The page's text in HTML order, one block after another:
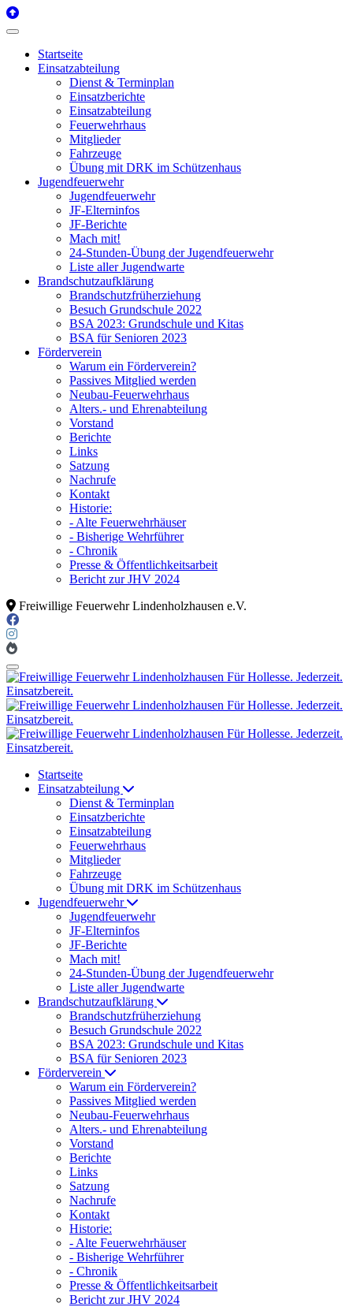
Startseite
Einsatzabteilung
Dienst & Terminplan
Einsatzberichte
Einsatzabteilung
Feuerwehrhaus
Mitglieder
Fahrzeuge
Übung mit DRK im Schützenhaus
Jugendfeuerwehr
Jugendfeuerwehr
JF-Elterninfos
JF-Berichte
Mach mit!
24-Stunden-Übung der Jugendfeuerwehr
Liste aller Jugendwarte
Brandschutzaufklärung
Brandschutzfrüherziehung
Besuch Grundschule 2022
BSA 2023: Grundschule und Kitas
BSA für Senioren 2023
Förderverein
Warum ein Förderverein?
Passives Mitglied werden
Neubau-Feuerwehrhaus
Alters.- und Ehrenabteilung
Vorstand
Berichte
Links
Satzung
Nachrufe
Kontakt
Historie:
- Alte Feuerwehrhäuser
- Bisherige Wehrführer
- Chronik
Presse & Öffentlichkeitsarbeit
Bericht zur JHV 2024
Freiwillige Feuerwehr Lindenholzhausen e.V.
Startseite
Einsatzabteilung
Dienst & Terminplan
Einsatzberichte
Einsatzabteilung
Feuerwehrhaus
Mitglieder
Fahrzeuge
Übung mit DRK im Schützenhaus
Jugendfeuerwehr
Jugendfeuerwehr
JF-Elterninfos
JF-Berichte
Mach mit!
24-Stunden-Übung der Jugendfeuerwehr
Liste aller Jugendwarte
Brandschutzaufklärung
Brandschutzfrüherziehung
Besuch Grundschule 2022
BSA 2023: Grundschule und Kitas
BSA für Senioren 2023
Förderverein
Warum ein Förderverein?
Passives Mitglied werden
Neubau-Feuerwehrhaus
Alters.- und Ehrenabteilung
Vorstand
Berichte
Links
Satzung
Nachrufe
Kontakt
Historie:
- Alte Feuerwehrhäuser
- Bisherige Wehrführer
- Chronik
Presse & Öffentlichkeitsarbeit
Bericht zur JHV 2024